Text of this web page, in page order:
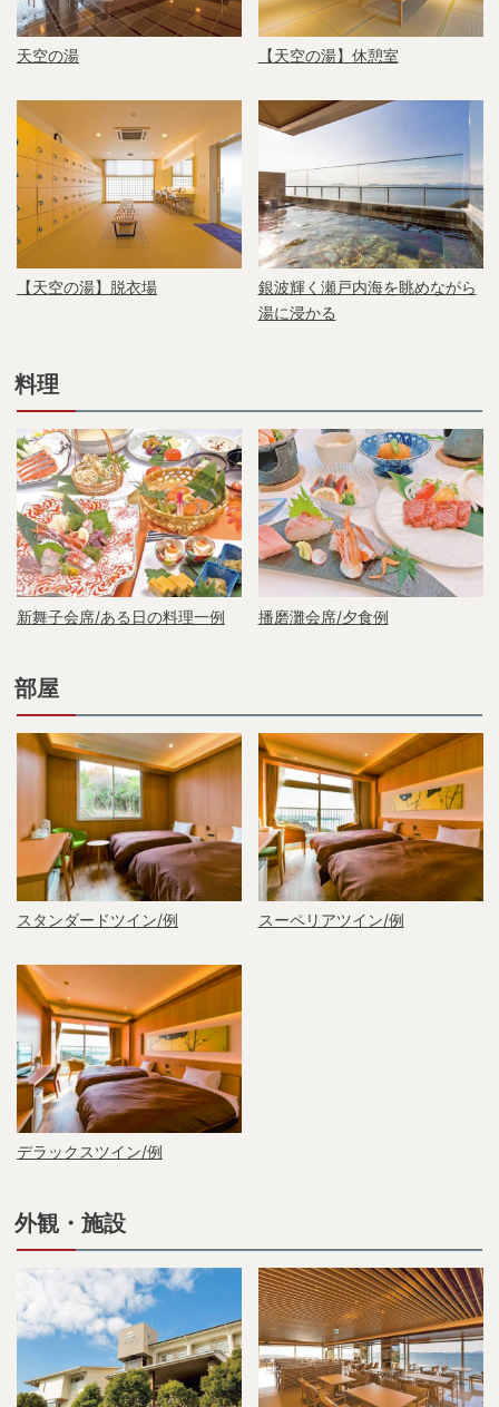
天空の湯 【天空の湯】休憩室
【天空の湯】脱衣場
銀波輝く瀬戸内海を眺めながら
湯に浸かる
料理
新舞子会席/ある日の料理一例 播磨灘会席/夕食例
部屋
スタンダードツイン/例 スーペリアツイン/例
デラックスツイン/例
外観・施設